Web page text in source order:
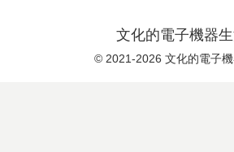
文化的電子機器
© 2021-2026 文化的電子